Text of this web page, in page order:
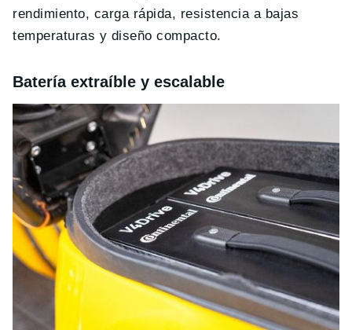
rendimiento, carga rápida, resistencia a bajas
temperaturas y diseño compacto.
Batería extraíble y escalable